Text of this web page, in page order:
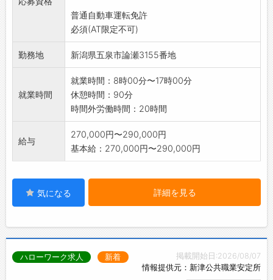
す！
【働き方に関して】
・多様な価値観で、全員にスポットライトが当
・意見箱を設置し、積極的に社員の意見を取り
入れて働きやすい環境作りに注力しています！
・サポートスタッフを配置することで効率化を
図り、整備士が整備に専念できる環境です♪
【社内設備】
■充電ステーション
・今後ますます需要が増えると予測され、お客
日24時間使える体制を整えています！
【先輩社員の声】
齢が近い先輩がついてくれて、何も分からない
ことだらけの新人のときに親身に相談に乗って
普通自動車運転免許
必須(AT限定不可)
勤務地 新潟県五泉市論瀬3155番地
就業時間
就業時間：8時00分〜17時00分
休憩時間：90分
時間外労働時間：20時間
給与
270,000円〜290,000円
基本給：270,000円〜290,000円
気になる 詳細を見る
掲載開始日:2026/08/07
情報提供元：新津公共職業安定所
ハローワーク求人 新着